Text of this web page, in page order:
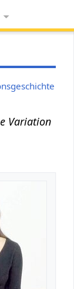
Variation